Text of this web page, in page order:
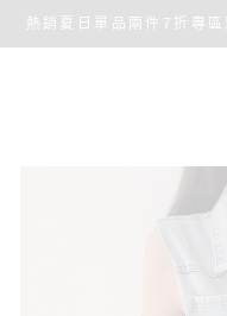
熱銷夏日單品兩件7折專